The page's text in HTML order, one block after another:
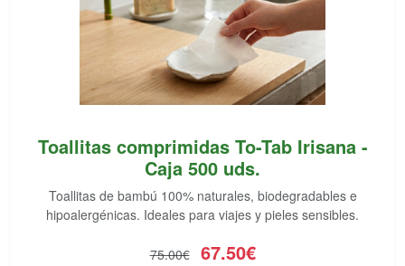
Toallitas comprimidas To-Tab Irisana -
Caja 500 uds.
Toallitas de bambú 100% naturales, biodegradables e
hipoalergénicas. Ideales para viajes y pieles sensibles.
75.00€ 67.50€